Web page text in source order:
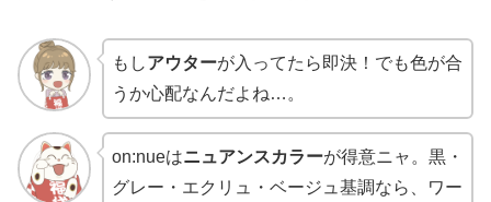
もしアウターが入ってたら即決！でも色が合
うか心配なんだよね…。
on:nueはニュアンスカラーが得意ニャ。黒・
グレー・エクリュ・ベージュ基調なら、ワー